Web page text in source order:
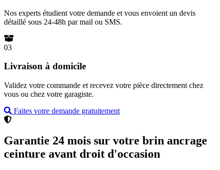
Nos experts étudient votre demande et vous envoient un devis
détaillé sous 24-48h par mail ou SMS.
03
Livraison à domicile
Validez votre commande et recevez votre pièce directement chez
vous ou chez votre garagiste.
Faites votre demande gratuitement
Garantie 24 mois sur votre brin ancrage
ceinture avant droit d'occasion